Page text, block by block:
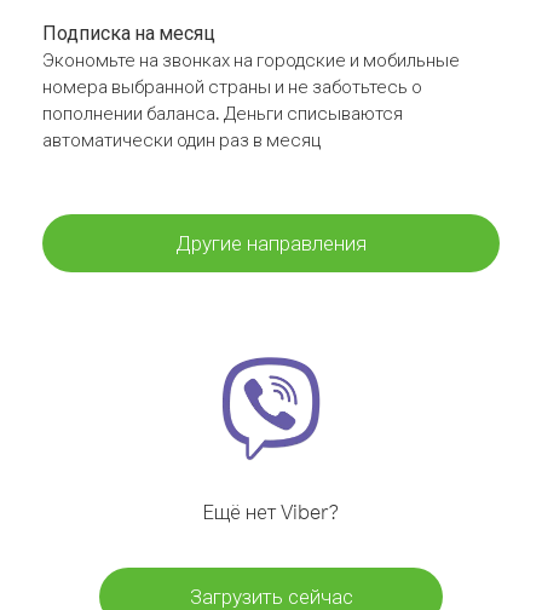
Подписка на месяц
Экономьте на звонках на городские и мобильные
номера выбранной страны и не заботьтесь о
пополнении баланса. Деньги списываются
автоматически один раз в месяц
Другие направления
Ещё нет Viber?
Загрузить сейчас